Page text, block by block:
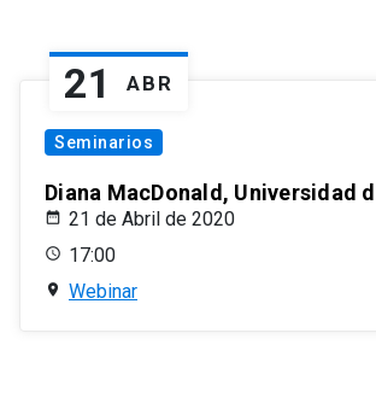
21 ABR
Seminarios
Diana MacDonald, Universidad
21 de Abril de 2020
17:00
Webinar